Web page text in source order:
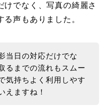
けでなく、写真の綺麗さ
声もありました。
当日の対応だけでな
るまでの流れもスムー
気持ちよく利用しやす
えますね！